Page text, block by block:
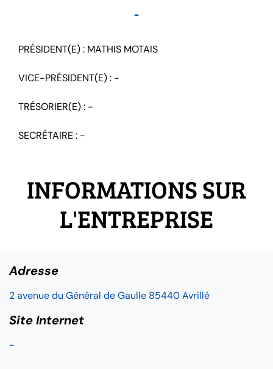
-
PRÉSIDENT(E) : MATHIS MOTAIS
VICE-PRÉSIDENT(E) : -
TRÉSORIER(E) : -
SECRÉTAIRE : -
INFORMATIONS SUR
L'ENTREPRISE
Adresse
2 avenue du Général de Gaulle 85440 Avrillé
Site Internet
-